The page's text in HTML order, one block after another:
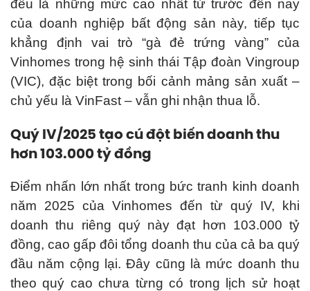
đều là những mức cao nhất từ trước đến nay
của doanh nghiệp bất động sản này, tiếp tục
khẳng định vai trò “gà đẻ trứng vàng” của
Vinhomes trong hệ sinh thái Tập đoàn Vingroup
(VIC), đặc biệt trong bối cảnh mảng sản xuất –
chủ yếu là VinFast – vẫn ghi nhận thua lỗ.
Quý IV/2025 tạo cú đột biến doanh thu
hơn 103.000 tỷ đồng
Điểm nhấn lớn nhất trong bức tranh kinh doanh
năm 2025 của Vinhomes đến từ quý IV, khi
doanh thu riêng quý này đạt hơn 103.000 tỷ
đồng, cao gấp đôi tổng doanh thu của cả ba quý
đầu năm cộng lại. Đây cũng là mức doanh thu
theo quý cao chưa từng có trong lịch sử hoạt